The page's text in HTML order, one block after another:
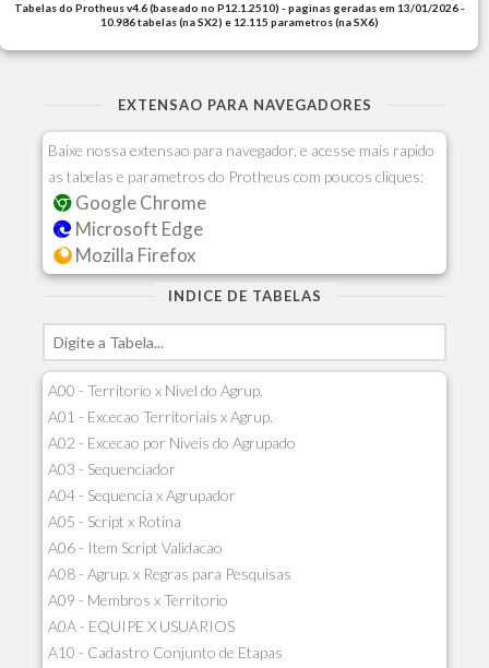
Tabelas do Protheus v4.6 (baseado no P12.1.2510) - paginas geradas em 13/01/2026 -
10.986 tabelas (na SX2) e 12.115 parametros (na SX6)
EXTENSAO PARA NAVEGADORES
Baixe nossa extensao para navegador, e acesse mais rapido
as tabelas e parametros do Protheus com poucos cliques:
Google Chrome
Microsoft Edge
Mozilla Firefox
INDICE DE TABELAS
A00 - Territorio x Nivel do Agrup.
A01 - Excecao Territoriais x Agrup.
A02 - Excecao por Niveis do Agrupado
A03 - Sequenciador
A04 - Sequencia x Agrupador
A05 - Script x Rotina
A06 - Item Script Validacao
A08 - Agrup. x Regras para Pesquisas
A09 - Membros x Territorio
A0A - EQUIPE X USUARIOS
A10 - Cadastro Conjunto de Etapas